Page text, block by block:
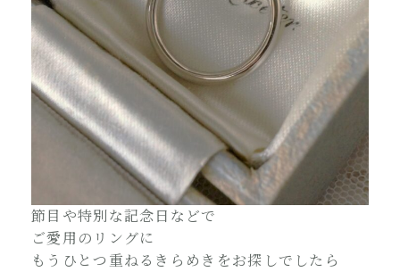
節目や特別な記念日などで
ご愛用のリングに
もうひとつ重ねるきらめきをお探しでしたら